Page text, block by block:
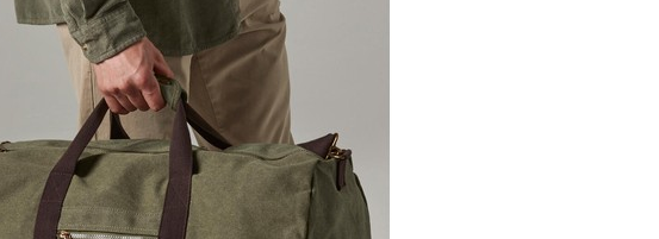
offrent un espace généreux pour
et effets personnels en toute
ils sont parfaitement adaptés aux
événements ou escapades de quelques
votre entreprise, ils deviennent un support
accompagne vos collaborateurs et
déplacement.